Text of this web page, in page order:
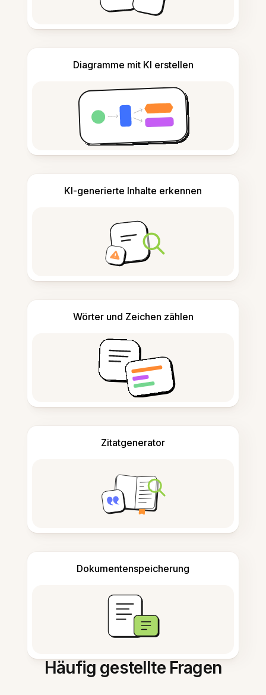
Diagramme mit KI erstellen
KI-generierte Inhalte erkennen
Wörter und Zeichen zählen
Zitatgenerator
Dokumentenspeicherung
Häufig gestellte Fragen